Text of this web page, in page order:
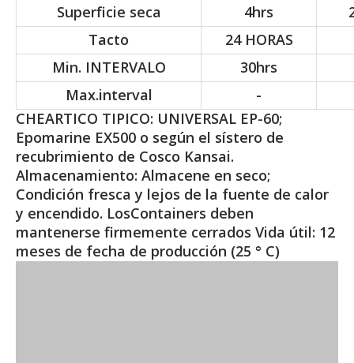
Superficie seca
4hrs
Tacto
24 HORAS
Min. INTERVALO
30hrs
Max.interval
-
CHEARTICO TIPICO: UNIVERSAL EP-60;
Epomarine EX500 o según el sístero de
recubrimiento de Cosco Kansai.
Almacenamiento: Almacene en seco;
Condición fresca y lejos de la fuente de calor
y encendido. LosContainers deben
mantenerse firmemente cerrados Vida útil: 12
meses de fecha de producción (25 ° C)